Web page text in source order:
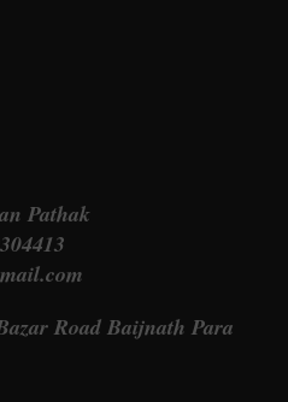
Pathak
Road Baijnath Para